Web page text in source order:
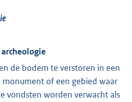
de bodem te verstoren in een
monument of een gebied waar
vondsten worden verwacht als